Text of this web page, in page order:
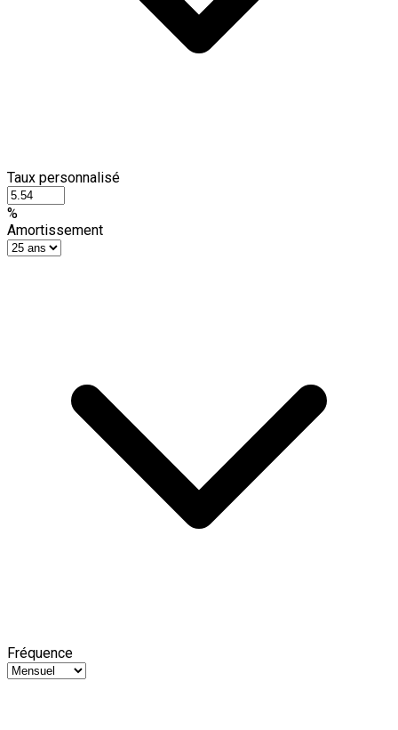
Taux personnalisé
%
Amortissement
Fréquence